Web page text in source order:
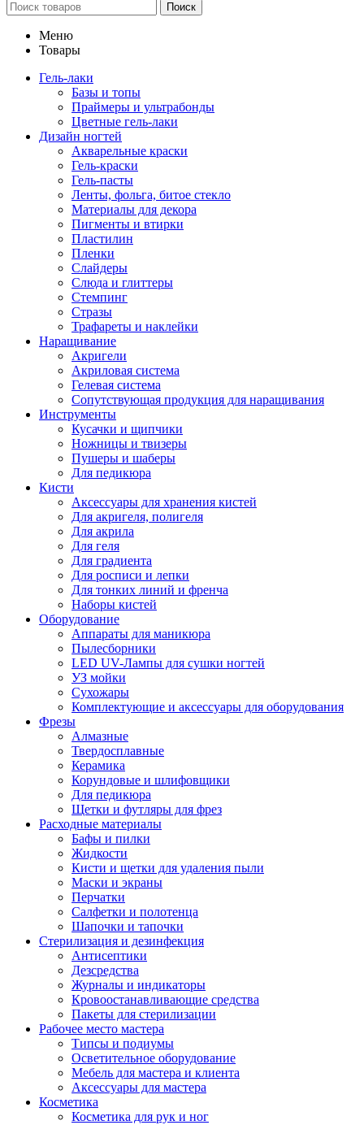
Поиск
Меню
Товары
Гель-лаки
Базы и топы
Праймеры и ультрабонды
Цветные гель-лаки
Дизайн ногтей
Акварельные краски
Гель-краски
Гель-пасты
Ленты, фольга, битое стекло
Материалы для декора
Пигменты и втирки
Пластилин
Пленки
Слайдеры
Слюда и глиттеры
Стемпинг
Стразы
Трафареты и наклейки
Наращивание
Акригели
Акриловая система
Гелевая система
Сопутствующая продукция для наращивания
Инструменты
Кусачки и щипчики
Ножницы и твизеры
Пушеры и шаберы
Для педикюра
Кисти
Аксессуары для хранения кистей
Для акригеля, полигеля
Для акрила
Для геля
Для градиента
Для росписи и лепки
Для тонких линий и френча
Наборы кистей
Оборудование
Аппараты для маникюра
Пылесборники
LED UV-Лампы для сушки ногтей
УЗ мойки
Сухожары
Комплектующие и аксессуары для оборудования
Фрезы
Алмазные
Твердосплавные
Керамика
Корундовые и шлифовщики
Для педикюра
Щетки и футляры для фрез
Расходные материалы
Бафы и пилки
Жидкости
Кисти и щетки для удаления пыли
Маски и экраны
Перчатки
Салфетки и полотенца
Шапочки и тапочки
Стерилизация и дезинфекция
Антисептики
Дезсредства
Журналы и индикаторы
Кровоостанавливающие средства
Пакеты для стерилизации
Рабочее место мастера
Типсы и подиумы
Осветительное оборудование
Мебель для мастера и клиента
Аксессуары для мастера
Косметика
Косметика для рук и ног